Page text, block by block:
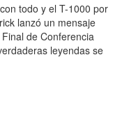
todo y el T-1000 por
lanzó un mensaje
de Conferencia
leyendas se